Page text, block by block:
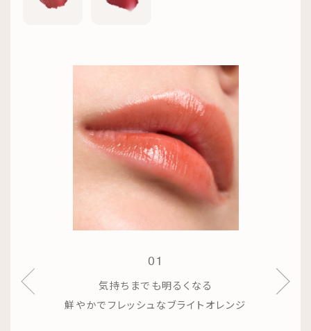
01
気持ちまでも明るくなる
鮮やかでフレッシュなブライトオレンジ